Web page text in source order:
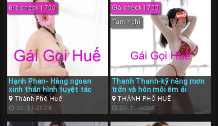
Giá check | 700
Hạnh Phan- Hàng ngoan
xinh thân hình tuyệt tác
Thành Phố Huế
20-11-2024
Giá check | 700
Tạm nghỉ
Thanh Thanh-kỹ năng mơn
trớn và hôn môi êm ái
THÀNH PHỐ HUẾ
20-11-2024